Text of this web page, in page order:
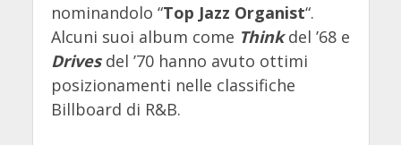
nominandolo “Top Jazz Organist“.
Alcuni suoi album come Think del ’68 e
Drivesdel ’70 hanno avuto ottimi
posizionamenti nelle classifiche
Billboard di R&B.